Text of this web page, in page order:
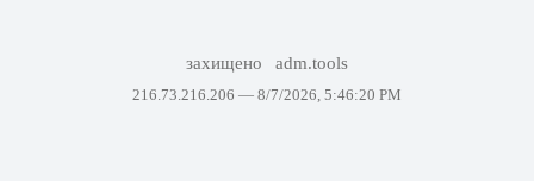
захищено adm.tools
216.73.216.206 — 8/7/2026, 5:46:20 PM